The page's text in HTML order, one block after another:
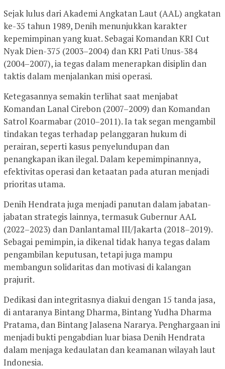
Sejak lulus dari Akademi Angkatan Laut (AAL) angkatan
ke-35 tahun 1989, Denih menunjukkan karakter
kepemimpinan yang kuat. Sebagai Komandan KRI Cut
Nyak Dien-375 (2003–2004) dan KRI Pati Unus-384
(2004–2007), ia tegas dalam menerapkan disiplin dan
taktis dalam menjalankan misi operasi.
Ketegasannya semakin terlihat saat menjabat
Komandan Lanal Cirebon (2007–2009) dan Komandan
Satrol Koarmabar (2010–2011). Ia tak segan mengambil
tindakan tegas terhadap pelanggaran hukum di
perairan, seperti kasus penyelundupan dan
penangkapan ikan ilegal. Dalam kepemimpinannya,
efektivitas operasi dan ketaatan pada aturan menjadi
prioritas utama.
Denih Hendrata juga menjadi panutan dalam jabatan-
jabatan strategis lainnya, termasuk Gubernur AAL
(2022–2023) dan Danlantamal III/Jakarta (2018–2019).
Sebagai pemimpin, ia dikenal tidak hanya tegas dalam
pengambilan keputusan, tetapi juga mampu
membangun solidaritas dan motivasi di kalangan
prajurit.
Dedikasi dan integritasnya diakui dengan 15 tanda jasa,
di antaranya Bintang Dharma, Bintang Yudha Dharma
Pratama, dan Bintang Jalasena Nararya. Penghargaan ini
menjadi bukti pengabdian luar biasa Denih Hendrata
dalam menjaga kedaulatan dan keamanan wilayah laut
Indonesia.